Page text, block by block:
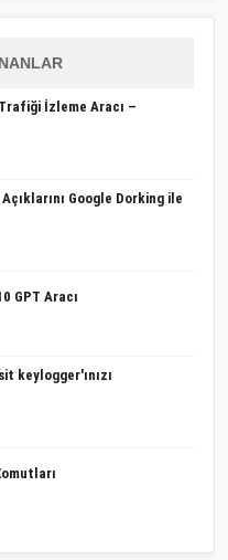
İzleme Aracı –
Google Dorking ile
GPT Aracı
keylogger'ınızı